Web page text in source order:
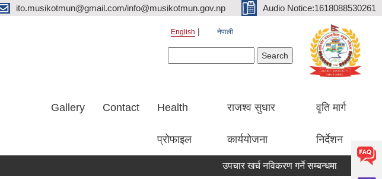
ito.musikotmun@gmail.com/info@musikotmun.gov.np Audio Notice:1618088530261
English नेपाली
Gallery Contact Health
प्रोफाइल
राजश्व सुधार
कार्ययोजना
वृति मार्ग
निर्देशन
उपचार खर्च नविकरण गर्ने सम्बन्धमा